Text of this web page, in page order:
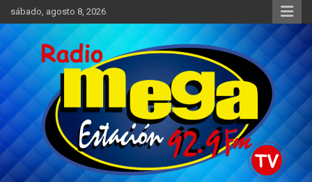
Saltar
al
contenido
sábado, agosto 8, 2026